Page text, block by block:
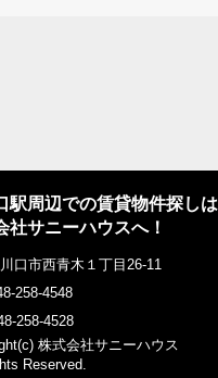
駅周辺での賃貸物件探しは
社サニーハウスへ！
口市西青木１丁目26-11
258-4548
258-4528
株式会社サニーハウス
Reserved.